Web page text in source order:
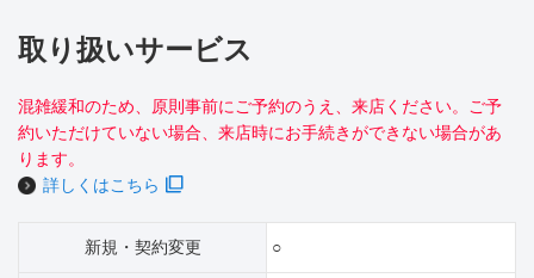
取り扱いサービス
混雑緩和のため、原則事前にご予約のうえ、来店ください。ご予
約いただけていない場合、来店時にお手続きができない場合があ
ります。
詳しくはこちら
新規・契約変更 ○